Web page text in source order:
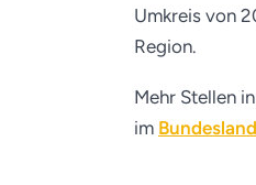
Umkreis von
Region.
Mehr Stellen
im